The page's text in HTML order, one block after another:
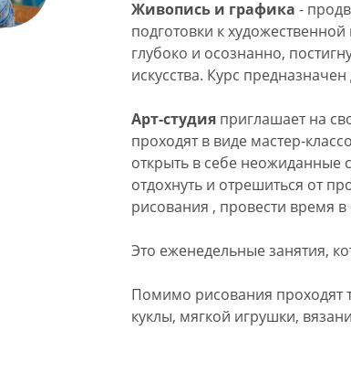
Живопись и графика -
подготовки к
глубоко и осознанно,
искусства. Курс
Арт-студия приглашает на
проходят в виде мастер-
открыть в себе неожиданные
отдохнуть и отрешиться от
рисования , провести время
Это еженедельные занятия,
Помимо рисования проходят
куклы, мягкой игрушки,